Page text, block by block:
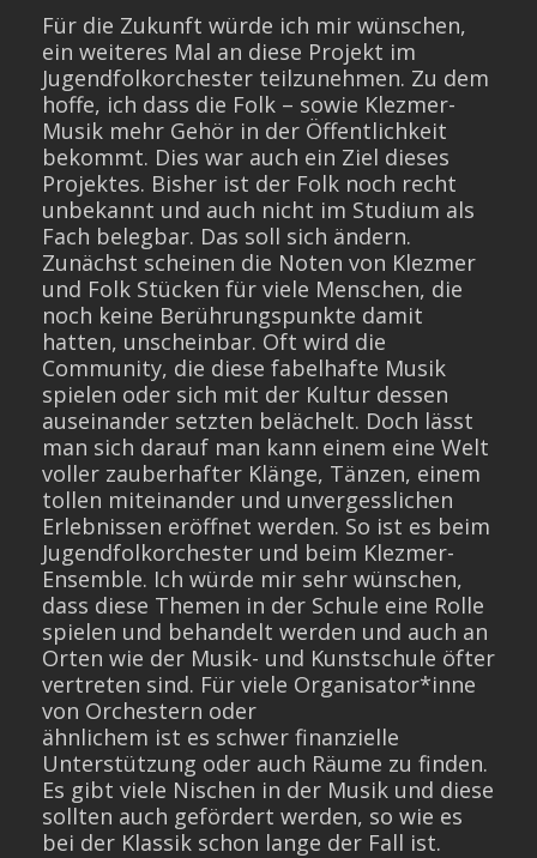
Für die Zukunft würde ich mir wünschen,
ein weiteres Mal an diese Projekt im
Jugendfolkorchester teilzunehmen. Zu dem
hoffe, ich dass die Folk – sowie Klezmer-
Musik mehr Gehör in der Öffentlichkeit
bekommt. Dies war auch ein Ziel dieses
Projektes. Bisher ist der Folk noch recht
unbekannt und auch nicht im Studium als
Fach belegbar. Das soll sich ändern.
Zunächst scheinen die Noten von Klezmer
und Folk Stücken für viele Menschen, die
noch keine Berührungspunkte damit
hatten, unscheinbar. Oft wird die
Community, die diese fabelhafte Musik
spielen oder sich mit der Kultur dessen
auseinander setzten belächelt. Doch lässt
man sich darauf man kann einem eine Welt
voller zauberhafter Klänge, Tänzen, einem
tollen miteinander und unvergesslichen
Erlebnissen eröffnet werden. So ist es beim
Jugendfolkorchester und beim Klezmer-
Ensemble. Ich würde mir sehr wünschen,
dass diese Themen in der Schule eine Rolle
spielen und behandelt werden und auch an
Orten wie der Musik- und Kunstschule öfter
vertreten sind. Für viele Organisator*inne
von Orchestern oder
ähnlichem ist es schwer finanzielle
Unterstützung oder auch Räume zu finden.
Es gibt viele Nischen in der Musik und diese
sollten auch gefördert werden, so wie es
bei der Klassik schon lange der Fall ist.